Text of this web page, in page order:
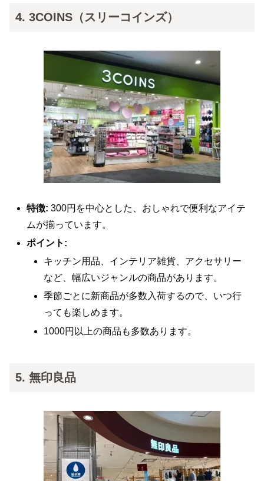
4. 3COINS（スリーコインズ）
特徴: 300円を中心とした、おしゃれで便利なアイテ
ムが揃っています。
ポイント:
キッチン用品、インテリア雑貨、アクセサリー
など、幅広いジャンルの商品があります。
季節ごとに新商品が多数入荷するので、いつ行
っても楽しめます。
1000円以上の商品も多数あります。
5. 無印良品